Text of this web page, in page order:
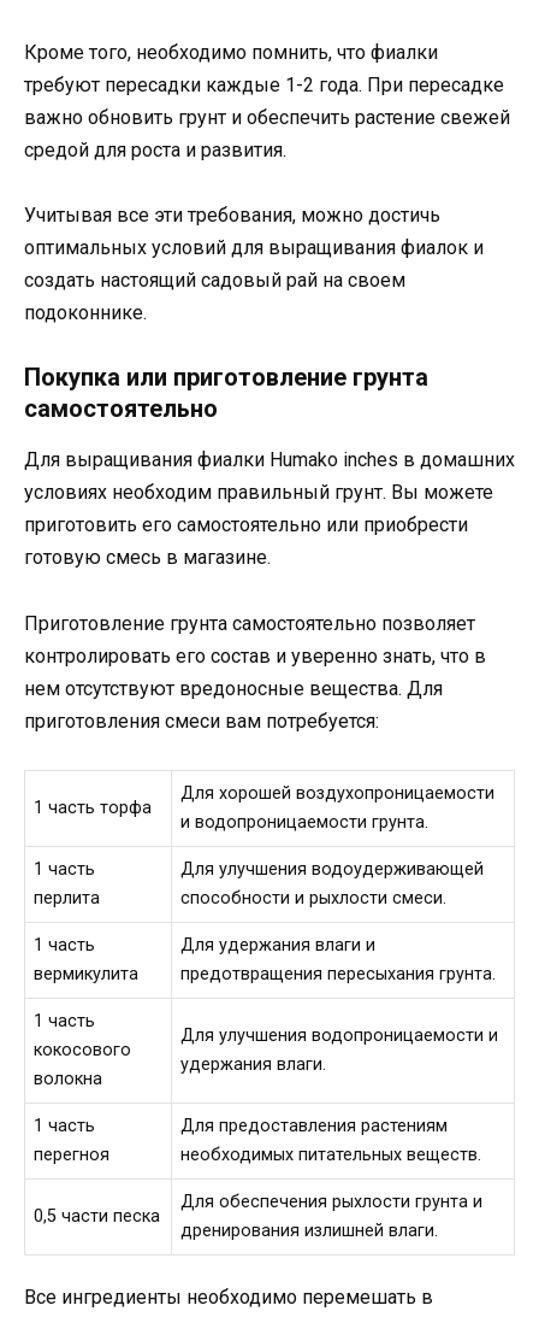
Кроме того, необходимо помнить, что фиалки
требуют пересадки каждые 1-2 года. При пересадке
важно обновить грунт и обеспечить растение свежей
средой для роста и развития.
Учитывая все эти требования, можно достичь
оптимальных условий для выращивания фиалок и
создать настоящий садовый рай на своем
подоконнике.
Покупка или приготовление грунта
самостоятельно
Для выращивания фиалки Humako inches в домашних
условиях необходим правильный грунт. Вы можете
приготовить его самостоятельно или приобрести
готовую смесь в магазине.
Приготовление грунта самостоятельно позволяет
контролировать его состав и уверенно знать, что в
нем отсутствуют вредоносные вещества. Для
приготовления смеси вам потребуется:
1 часть торфа
Для хорошей воздухопроницаемости
и водопроницаемости грунта.
1 часть
перлита
Для улучшения водоудерживающей
способности и рыхлости смеси.
1 часть
вермикулита
Для удержания влаги и
предотвращения пересыхания грунта.
1 часть
кокосового
волокна
Для улучшения водопроницаемости и
удержания влаги.
1 часть
перегноя
Для предоставления растениям
необходимых питательных веществ.
0,5 части песка
Для обеспечения рыхлости грунта и
дренирования излишней влаги.
Все ингредиенты необходимо перемешать в